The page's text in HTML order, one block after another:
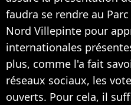
faudra se rendre au
Nord Villepinte pour
internationales
plus, comme l'a fait
réseaux sociaux, les
ouverts. Pour cela, il